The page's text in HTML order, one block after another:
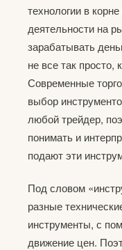
технологии в
деятельности на
зарабатывать
не все так просто,
Современные
выбор
любой трейдер,
понимать и
подают эти
Под словом
разные
инструменты, с
движение цен.